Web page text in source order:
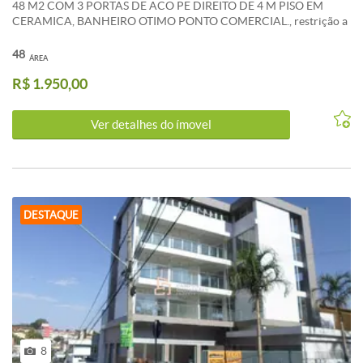
48 M2 COM 3 PORTAS DE ACO PE DIREITO DE 4 M PISO EM
CERAMICA, BANHEIRO OTIMO PONTO COMERCIAL., restrição a
CONDOMÍNIO E IPTU SÃO REFERENCIAIS E PODEM SOFRER
ÁREA
48
R$ 1.950,00
Ver detalhes do ímovel
DESTAQUE
8